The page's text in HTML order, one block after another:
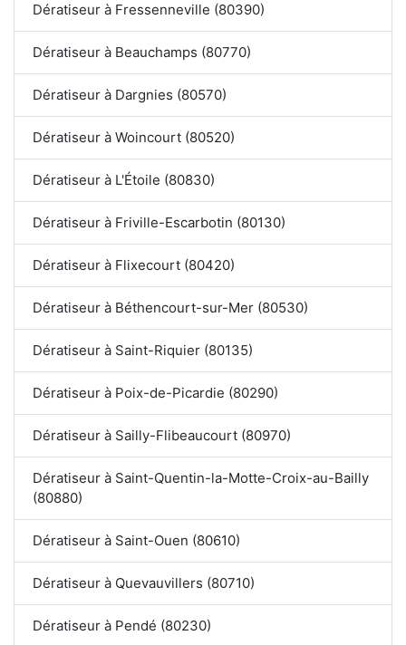
Dératiseur à Fressenneville (80390)
Dératiseur à Beauchamps (80770)
Dératiseur à Dargnies (80570)
Dératiseur à Woincourt (80520)
Dératiseur à L'Étoile (80830)
Dératiseur à Friville-Escarbotin (80130)
Dératiseur à Flixecourt (80420)
Dératiseur à Béthencourt-sur-Mer (80530)
Dératiseur à Saint-Riquier (80135)
Dératiseur à Poix-de-Picardie (80290)
Dératiseur à Sailly-Flibeaucourt (80970)
Dératiseur à Saint-Quentin-la-Motte-Croix-au-Bailly
(80880)
Dératiseur à Saint-Ouen (80610)
Dératiseur à Quevauvillers (80710)
Dératiseur à Pendé (80230)